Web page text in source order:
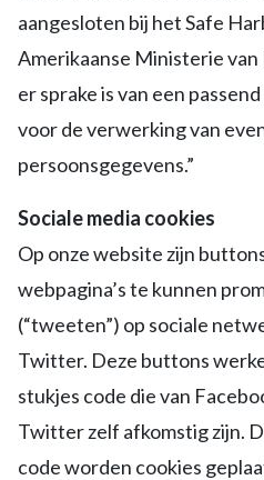
aangesloten bij het Safe
Amerikaanse Ministerie
er sprake is van een
voor de verwerking van
persoonsgegevens.”
Sociale media cookies
Op onze website zijn
webpagina’s te kunnen
(“tweeten”) op sociale
Twitter. Deze buttons
stukjes code die van
Twitter zelf afkomstig zijn.
code worden cookies